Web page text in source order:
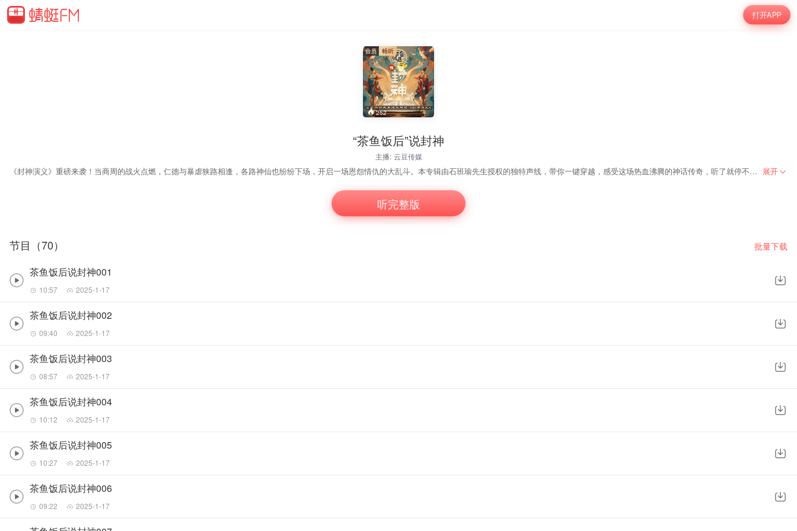
打开APP
252
“茶鱼饭后”说封神
主播: 云豆传媒
《封神演义》重磅来袭！当商周的战火点燃，仁德与暴虐狭路相逢，各路神仙也纷纷下场，开启一场恩怨情仇的大乱斗。本专辑由石班瑜先生授权的独特声线，带你一键穿越，感受这场热血沸腾的神话传奇，听了就停不下来！ 展开
听完整版
节目（70） 批量下载
茶鱼饭后说封神001
10:57 2025-1-17
茶鱼饭后说封神002
09:40 2025-1-17
茶鱼饭后说封神003
08:57 2025-1-17
茶鱼饭后说封神004
10:12 2025-1-17
茶鱼饭后说封神005
10:27 2025-1-17
茶鱼饭后说封神006
09:22 2025-1-17